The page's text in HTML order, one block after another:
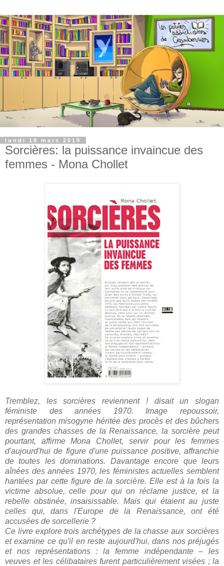
lundi 18 mars 2019
Sorcières: la puissance invaincue des
femmes - Mona Chollet
Tremblez, les sorcières reviennent ! disait un slogan
féministe des années 1970. Image repoussoir,
représentation misogyne héritée des procès et des bûchers
des grandes chasses de la Renaissance, la sorcière peut
pourtant, affirme Mona Chollet, servir pour les femmes
d'aujourd'hui de figure d'une puissance positive, affranchie
de toutes les dominations. Davantage encore que leurs
aînées des années 1970, les féministes actuelles semblent
hantées par cette figure de la sorcière. Elle est à la fois la
victime absolue, celle pour qui on réclame justice, et la
rebelle obstinée, insaisissable. Mais qui étaient au juste
celles qui, dans l'Europe de la Renaissance, ont été
accusées de sorcellerie ?
Ce livre explore trois archétypes de la chasse aux sorcières
et examine ce qu'il en reste aujourd'hui, dans nos préjugés
et nos représentations : la femme indépendante – les
veuves et les célibataires furent particulièrement visées ; la